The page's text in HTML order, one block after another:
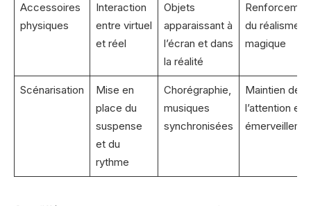
Accessoires
physiques
Interaction
entre virtuel
et réel
Objets
apparaissant à
l’écran et dans
la réalité
du réalisme
magique
Scénarisation
Mise en
place du
suspense
et du
rythme
Chorégraphie,
musiques
synchronisées
Maintien de
l’attention et